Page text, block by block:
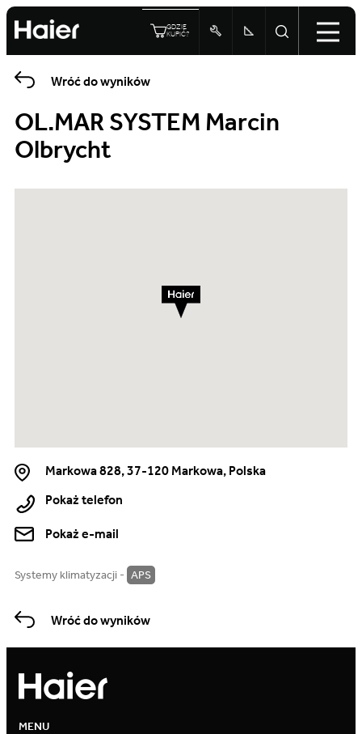
GDZIE
KUPIĆ?
Wróć do wyników
OL.MAR SYSTEM Marcin
Olbrycht
Markowa 828, 37-120 Markowa, Polska
Pokaż telefon
Pokaż e-mail
Systemy klimatyzacji - APS
Wróć do wyników
MENU